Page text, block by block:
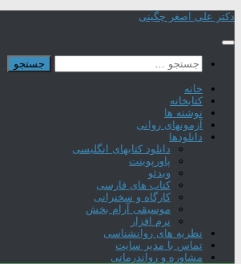
Skip
content
دکتر علی اصغر چگینی
جستجو
برای:
خانه
کتابخانه
نوشته ها
آزمونهای روانی
دانلودها
دانلود کتابهای انگلیسی
پاورپوینت
ویدئو
کتاب های فارسی
کارگاه و سخنرانی
موسیقی آرام بخش
نرم افزار
نظریه های روانشناسی
تماس با مدیر سایت
مشاوره و رواندرمانی